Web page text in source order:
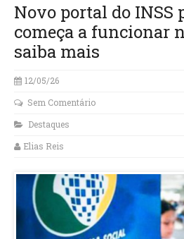
Novo portal do INSS
começa a funcionar
saiba mais
12/05/26
Sem Comentário
Destaques
Elias Reis